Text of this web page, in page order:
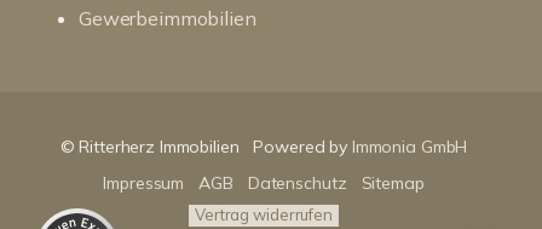
Gewerbeimmobilien
© Ritterherz Immobilien Powered by Immonia GmbH
Impressum
AGB Datenschutz Sitemap
Vertrag widerrufen
100%
Empfehlungen auf
ProvenExpert.com
SEHR GUT
4,86 / 5,00